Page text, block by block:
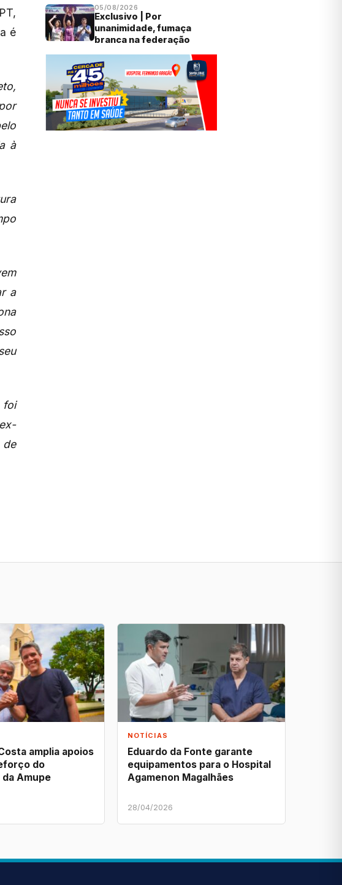
é
à
a
foi
de
05/08/2026
Exclusivo | Por
unanimidade, fumaça
branca na federação
amplia apoios
do
Amupe
NOTÍCIAS
Eduardo da Fonte garante
equipamentos para o Hospital
Agamenon Magalhães
28/04/2026